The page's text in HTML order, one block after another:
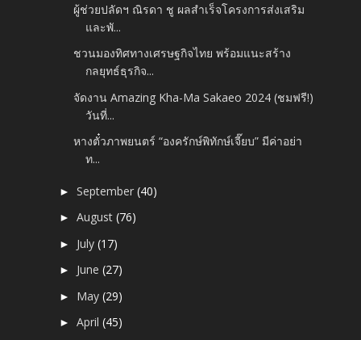
ผู้ช่วยปลัดฯ ณิรดา ชู ผลสำเร็จโครงการส่งเสริม
และพั...
ชวนมองทิศทางเศรษฐกิจไทย พร้อมแนะสร้าง
กลยุทธ์ธุรกิจ...
จัดงาน Amazing Kha-Ma Sakaeo 2024 (ชมฟรี!)
วันที่...
หางตั๋วภาพยนตร์ “องครักษ์พิทักษ์เจี๊ยบ” มีค่าอย่า
ท...
►September(40)
►August(76)
► July(17)
► June(27)
► May(29)
►April(45)